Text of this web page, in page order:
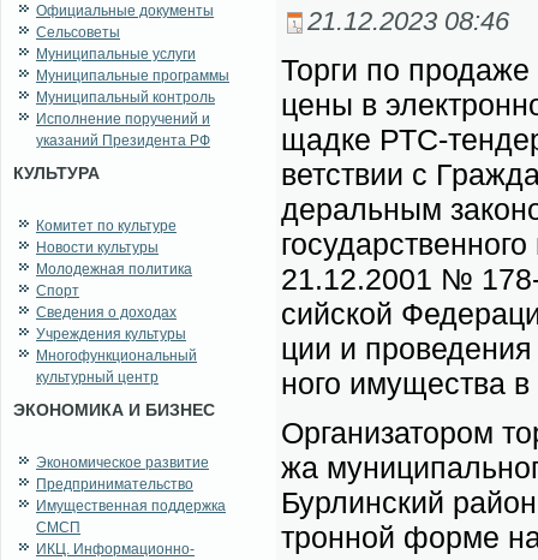
Официальные документы
Сельсоветы
Муниципальные услуги
Муниципальные программы
Муниципальный контроль
Исполнение поручений и
указаний Президента РФ
КУЛЬТУРА
Комитет по культуре
Новости культуры
Молодежная политика
Спорт
Сведения о доходах
Учреждения культуры
Многофункциональный
культурный центр
ЭКОНОМИКА И БИЗНЕС
Экономическое развитие
Предпринимательство
Имущественная поддержка
СМСП
ИКЦ. Информационно-
21.12.2023 08:46
Тор­ги по
це­ны в
щад­ке РТС-
вет­ствии с
де­раль­ным
21.12.2001 №
сий­ской
ции и
но­го иму­ще­ства
Ор­га­ни­за­то­ром
жа
Бур­лин­ский
трон­ной фор­ме